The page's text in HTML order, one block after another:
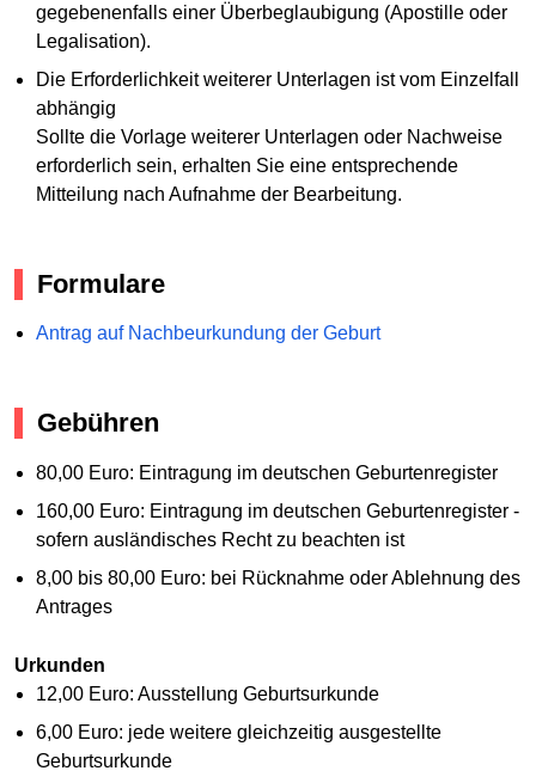
gegebenenfalls einer Überbeglaubigung (Apostille oder
Legalisation).
Die Erforderlichkeit weiterer Unterlagen ist vom Einzelfall
abhängig
Sollte die Vorlage weiterer Unterlagen oder Nachweise
erforderlich sein, erhalten Sie eine entsprechende
Mitteilung nach Aufnahme der Bearbeitung.
Formulare
Antrag auf Nachbeurkundung der Geburt
Gebühren
80,00 Euro: Eintragung im deutschen Geburtenregister
160,00 Euro: Eintragung im deutschen Geburtenregister -
sofern ausländisches Recht zu beachten ist
8,00 bis 80,00 Euro: bei Rücknahme oder Ablehnung des
Antrages
Urkunden
12,00 Euro: Ausstellung Geburtsurkunde
6,00 Euro: jede weitere gleichzeitig ausgestellte
Geburtsurkunde